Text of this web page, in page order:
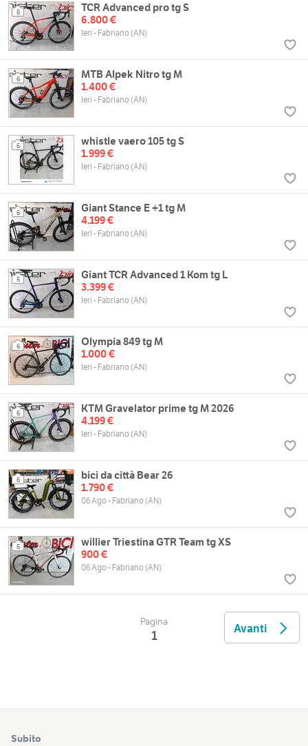
5
TCR Advanced pro tg S
6.800 €
Ieri - Fabriano (AN)
6
MTB Alpek Nitro tg M
1.400 €
Ieri - Fabriano (AN)
6
whistle vaero 105 tg S
1.999 €
Ieri - Fabriano (AN)
6
Giant Stance E +1 tg M
4.199 €
Ieri - Fabriano (AN)
5
Giant TCR Advanced 1 Kom tg L
3.399 €
Ieri - Fabriano (AN)
6
Olympia 849 tg M
1.000 €
Ieri - Fabriano (AN)
6
KTM Gravelator prime tg M 2026
4.199 €
Ieri - Fabriano (AN)
6
bici da città Bear 26
1.790 €
06 Ago - Fabriano (AN)
5
willier Triestina GTR Team tg XS
900 €
06 Ago - Fabriano (AN)
Pagina
1 Avanti
Subito